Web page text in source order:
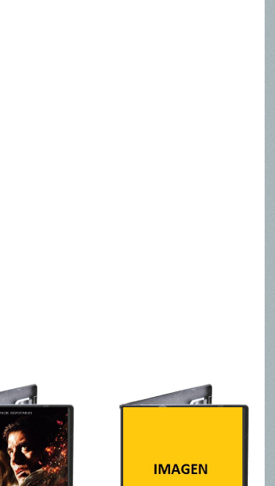
INTRUDERS
Ralph Sarchie (Eric Bana)
es un agente de policía de